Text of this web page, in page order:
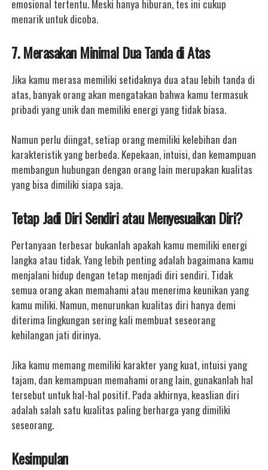
emosional tertentu. Meski hanya hiburan, tes ini cukup
menarik untuk dicoba.
7. Merasakan Minimal Dua Tanda di Atas
Jika kamu merasa memiliki setidaknya dua atau lebih tanda di
atas, banyak orang akan mengatakan bahwa kamu termasuk
pribadi yang unik dan memiliki energi yang tidak biasa.
Namun perlu diingat, setiap orang memiliki kelebihan dan
karakteristik yang berbeda. Kepekaan, intuisi, dan kemampuan
membangun hubungan dengan orang lain merupakan kualitas
yang bisa dimiliki siapa saja.
Tetap Jadi Diri Sendiri atau Menyesuaikan Diri?
Pertanyaan terbesar bukanlah apakah kamu memiliki energi
langka atau tidak.Yang lebih penting adalah bagaimana kamu
menjalani hidup dengan tetap menjadi diri sendiri. Tidak
semua orang akan memahami atau menerima keunikan yang
kamu miliki. Namun, menurunkan kualitas diri hanya demi
diterima lingkungan sering kali membuat seseorang
kehilangan jati dirinya.
Jika kamu memang memiliki karakter yang kuat, intuisi yang
tajam, dan kemampuan memahami orang lain, gunakanlah hal
tersebut untuk hal-hal positif. Pada akhirnya, keaslian diri
adalah salah satu kualitas paling berharga yang dimiliki
seseorang.
Kesimpulan